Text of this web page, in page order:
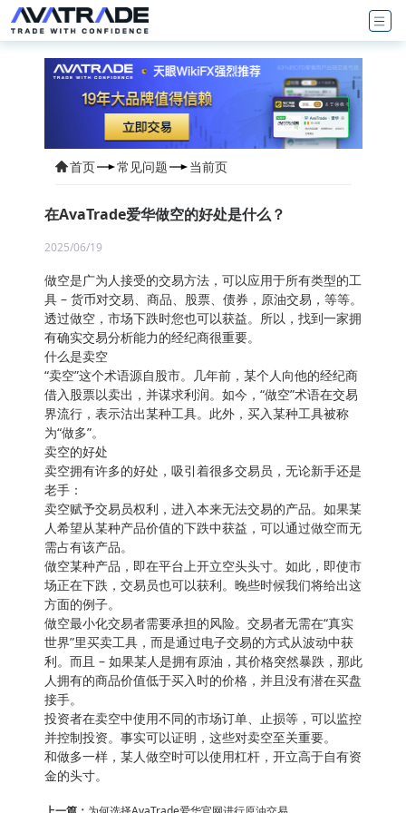
首页 常见问题 当前页
在AvaTrade爱华做空的好处是什么？
2025/06/19
做空是广为人接受的交易方法，可以应用于所有类型的工
具 – 货币对交易、商品、股票、债券，原油交易，等等。
透过做空，市场下跌时您也可以获益。所以，找到一家拥
有确实交易分析能力的经纪商很重要。
什么是卖空
“卖空”这个术语源自股市。几年前，某个人向他的经纪商
借入股票以卖出，并谋求利润。如今，“做空”术语在交易
界流行，表示沽出某种工具。此外，买入某种工具被称
为“做多”。
卖空的好处
卖空拥有许多的好处，吸引着很多交易员，无论新手还是
老手：
卖空赋予交易员权利，进入本来无法交易的产品。如果某
人希望从某种产品价值的下跌中获益，可以通过做空而无
需占有该产品。
做空某种产品，即在平台上开立空头头寸。如此，即使市
场正在下跌，交易员也可以获利。晚些时候我们将给出这
方面的例子。
做空最小化交易者需要承担的风险。交易者无需在“真实
世界”里买卖工具，而是通过电子交易的方式从波动中获
利。而且 – 如果某人是拥有原油，其价格突然暴跌，那此
人拥有的商品价值低于买入时的价格，并且没有潜在买盘
接手。
投资者在卖空中使用不同的市场订单、止损等，可以监控
并控制投资。事实可以证明，这些对卖空至关重要。
和做多一样，某人做空时可以使用杠杆，开立高于自有资
金的头寸。